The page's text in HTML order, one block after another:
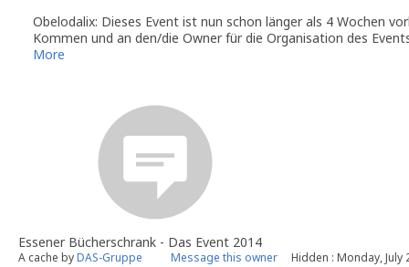
Obelodalix: Dieses Event ist nun schon länger als 4 Wochen
Kommen und an den/die Owner für die Organisation des
natürlich weiterhin geloggt werden.
More
Essener Bücherschrank - Das Event 2014
A cache byDAS-Gruppe Message this owner Hidden : Monday, July